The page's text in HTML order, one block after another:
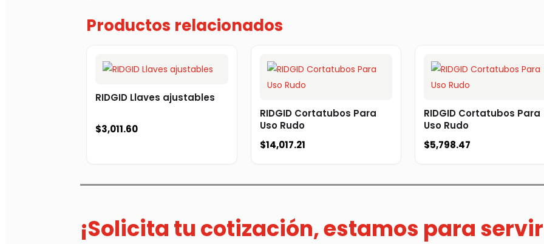
Productos relacionados
RIDGID Llaves ajustables
$3,011.60
RIDGID Cortatubos Para
Uso Rudo
$14,017.21
RIDGID Cortatubos Para
Uso Rudo
$5,798.47
¡Solicita tu cotización, estamos para